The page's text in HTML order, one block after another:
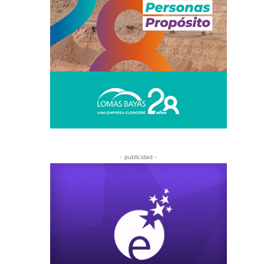
- publicidad -